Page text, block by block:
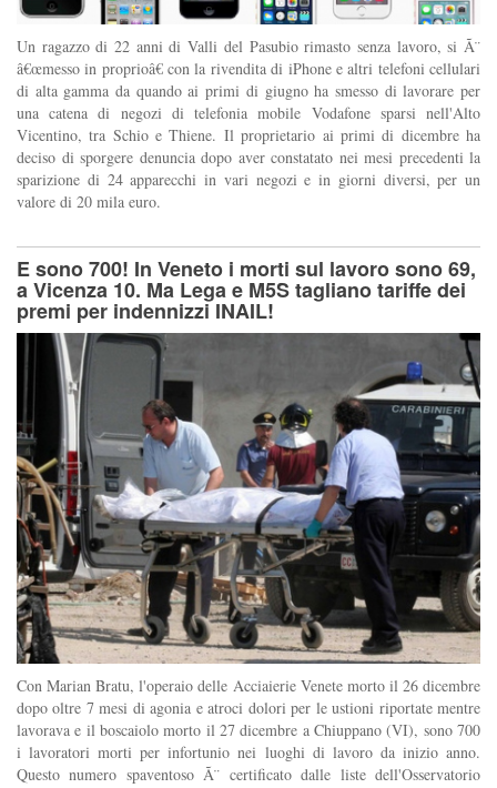
Un ragazzo di 22 anni di Valli del Pasubio rimasto senza lavoro, si Ã¨
â€œmesso in proprioâ€ con la rivendita di iPhone e altri telefoni cellulari
di alta gamma da quando ai primi di giugno ha smesso di lavorare per
una catena di negozi di telefonia mobile Vodafone sparsi nell'Alto
Vicentino, tra Schio e Thiene. Il proprietario ai primi di dicembre ha
deciso di sporgere denuncia dopo aver constatato nei mesi precedenti la
sparizione di 24 apparecchi in vari negozi e in giorni diversi, per un
valore di 20 mila euro.
E sono 700! In Veneto i morti sul lavoro sono 69,
a Vicenza 10. Ma Lega e M5S tagliano tariffe dei
premi per indennizzi INAIL!
Con Marian Bratu, l'operaio delle Acciaierie Venete morto il 26 dicembre
dopo oltre 7 mesi di agonia e atroci dolori per le ustioni riportate mentre
lavorava e il boscaiolo morto il 27 dicembre a Chiuppano (VI), sono 700
i lavoratori morti per infortunio nei luoghi di lavoro da inizio anno.
Questo numero spaventoso Ã¨ certificato dalle liste dell'Osservatorio